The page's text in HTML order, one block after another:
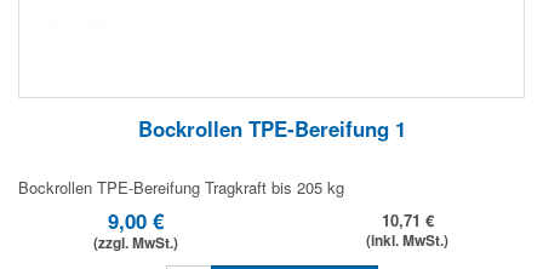
Bockrollen TPE-Bereifung 1
Bockrollen TPE-Bereifung Tragkraft bis 205 kg
9,00 €
(zzgl. MwSt.)
10,71 €
(inkl. MwSt.)